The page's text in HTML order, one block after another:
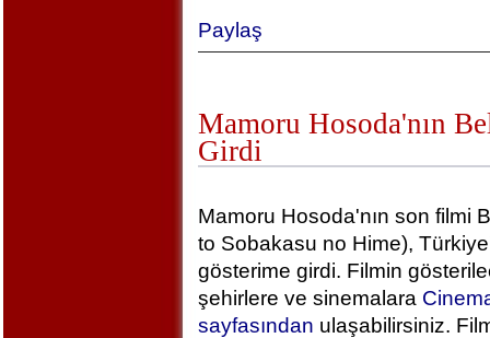
Paylaş
Mamoru Hosoda'nın
Girdi
Mamoru Hosoda'nın son filmi
to Sobakasu no Hime),
gösterime girdi. Filmin
şehirlere ve sinemalara
sayfasından ulaşabilirsiniz.